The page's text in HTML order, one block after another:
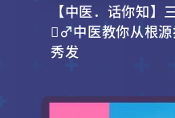
【中医．话你知】
‍♂️中医教你从根
秀发